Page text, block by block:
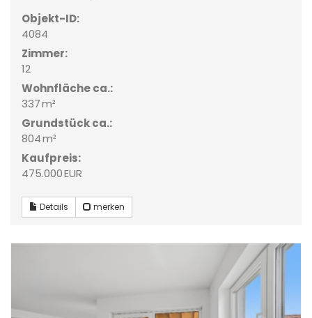
Objekt-ID:
4084
Zimmer:
12
Wohnfläche ca.:
337 m²
Grund­stück ca.:
804 m²
Kaufpreis:
475.000 EUR
Details merken